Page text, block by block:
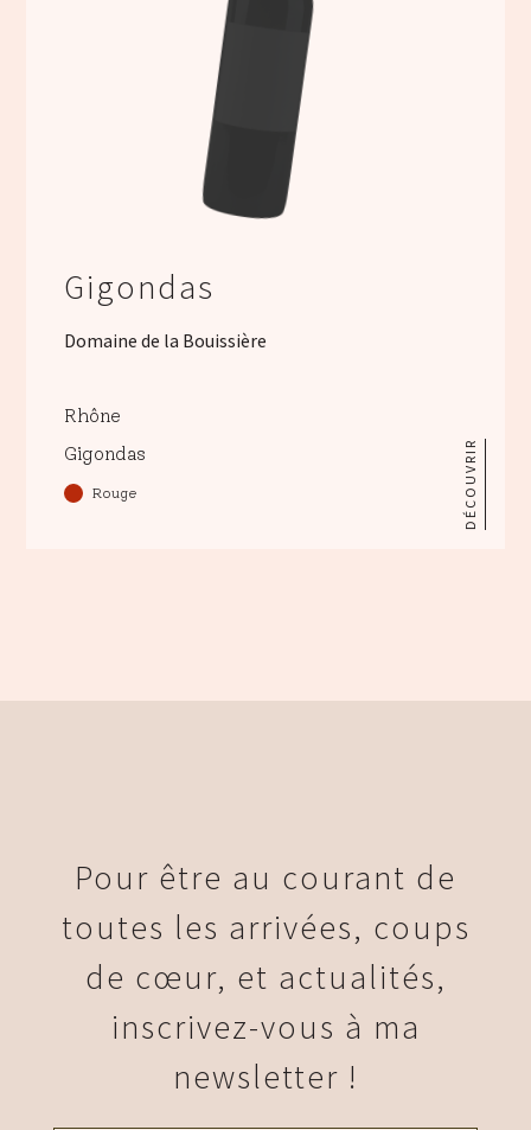
Gigondas
Domaine de la Bouissière
Rhône
Gigondas
Rouge DÉCOUVRIR
Pour être au courant de
toutes les arrivées, coups
de cœur, et actualités,
inscrivez-vous à ma
newsletter !